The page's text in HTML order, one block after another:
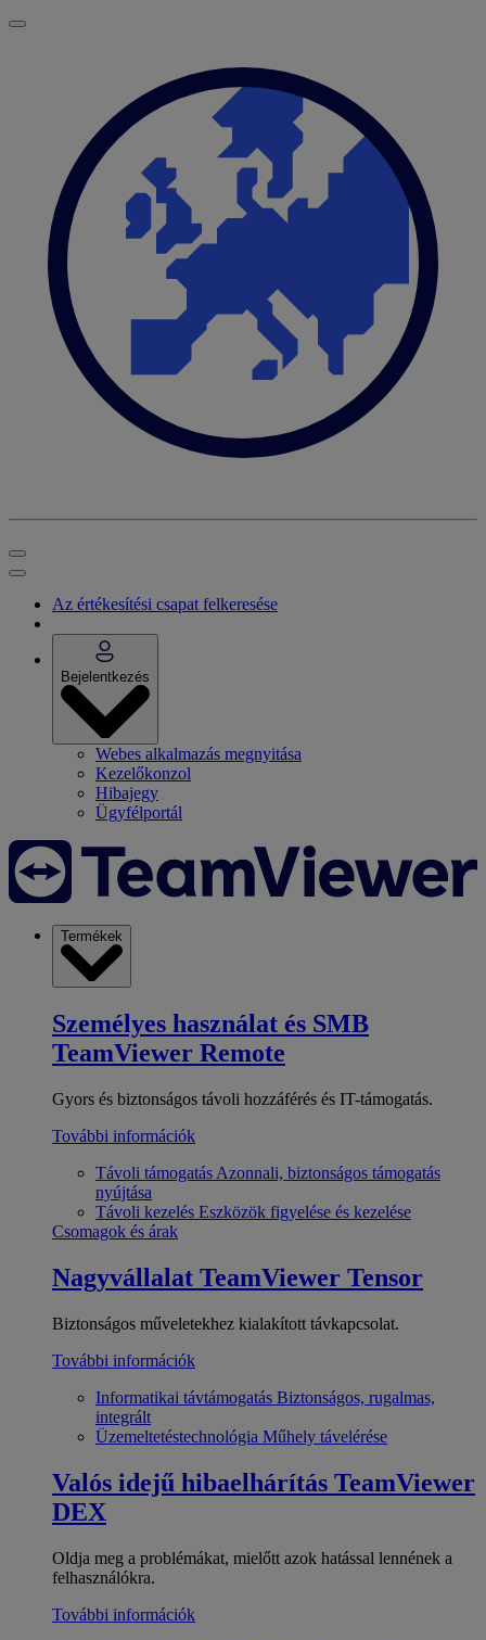
Az értékesítési csapat felkeresése
Bejelentkezés
Webes alkalmazás megnyitása
Kezelőkonzol
Hibajegy
Ügyfélportál
Termékek
Személyes használat és SMB
TeamViewer Remote
Gyors és biztonságos távoli hozzáférés és IT-támogatás.
További információk
Távoli támogatás Azonnali, biztonságos támogatás
nyújtása
Távoli kezelés Eszközök figyelése és kezelése
Csomagok és árak
Nagyvállalat TeamViewer Tensor
Biztonságos műveletekhez kialakított távkapcsolat.
További információk
Informatikai távtámogatás Biztonságos, rugalmas,
integrált
Üzemeltetéstechnológia Műhely távelérése
Valós idejű hibaelhárítás TeamViewer
DEX
Oldja meg a problémákat, mielőtt azok hatással lennének a
felhasználókra.
További információk